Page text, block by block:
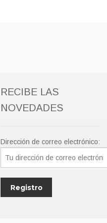
RECIBE LAS
NOVEDADES
Dirección de correo electrónico: